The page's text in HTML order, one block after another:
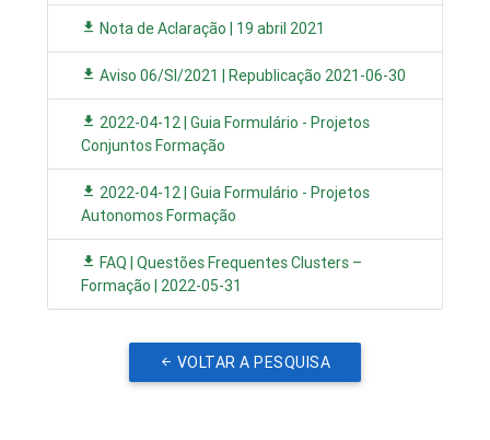
Nota de Aclaração | 19 abril 2021
Aviso 06/SI/2021 | Republicação 2021-06-30
2022-04-12 | Guia Formulário - Projetos
Conjuntos Formação
2022-04-12 | Guia Formulário - Projetos
Autonomos Formação
FAQ | Questões Frequentes Clusters –
Formação | 2022-05-31
VOLTAR A PESQUISA